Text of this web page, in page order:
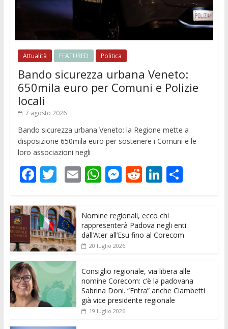
Attualità FEATURED Politica
Bando sicurezza urbana Veneto:
650mila euro per Comuni e Polizie
locali
7 agosto 2026
Bando sicurezza urbana Veneto: la Regione mette a
disposizione 650mila euro per sostenere i Comuni e le
loro associazioni negli
F
e
b
o
o
k
T
itt
er
E
l
W
s
A
p
p
M
ss
e
n
er
R
di
t
Li
k
e
dI
C
di
vi
Nomine regionali, ecco chi
rappresenterà Padova negli enti:
dall’Ater all’Esu fino al Corecom
20 luglio 2026
Consiglio regionale, via libera alle
nomine Corecom: c’è la padovana
Sabrina Doni. “Entra” anche Ciambetti
già vice presidente regionale
19 luglio 2026